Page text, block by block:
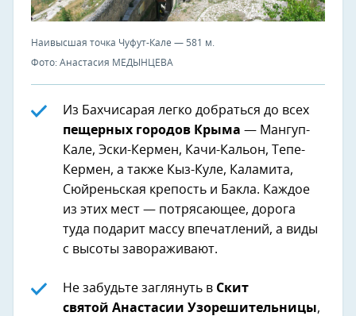
Наивысшая точка Чуфут-Кале — 581 м.
Фото: Анастасия МЕДЫНЦЕВА
Из Бахчисарая легко добраться до всех
пещерных городов Крыма — Мангуп-
Кале, Эски-Кермен, Качи-Кальон, Тепе-
Кермен, а также Кыз-Куле, Каламита,
Сюйреньская крепость и Бакла. Каждое
из этих мест — потрясающее, дорога
туда подарит массу впечатлений, а виды
с высоты завораживают.
Не забудьте заглянуть в Скит
святой Анастасии Узорешительницы,